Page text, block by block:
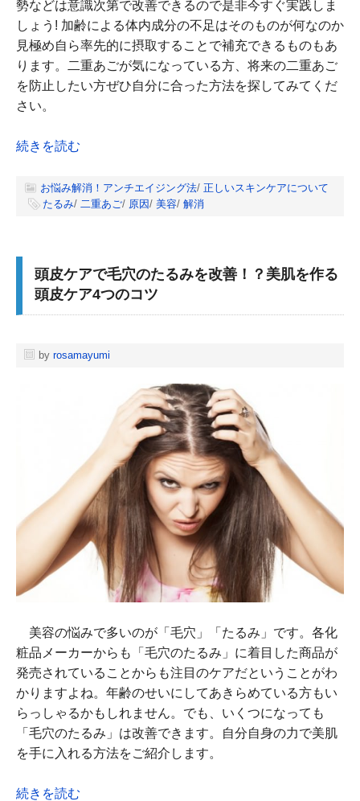
勢などは意識次第で改善できるので是非今すぐ実践しま
しょう! 加齢による体内成分の不足はそのものが何なのか
見極め自ら率先的に摂取することで補充できるものもあ
ります。二重あごが気になっている方、将来の二重あご
を防止したい方ぜひ自分に合った方法を探してみてくだ
さい。
続きを読む
お悩み解消！アンチエイジング法/ 正しいスキンケアについて
たるみ/ 二重あご/ 原因/ 美容/ 解消
頭皮ケアで毛穴のたるみを改善！？美肌を作る
頭皮ケア4つのコツ
by rosamayumi
美容の悩みで多いのが「毛穴」「たるみ」です。各化
粧品メーカーからも「毛穴のたるみ」に着目した商品が
発売されていることからも注目のケアだということがわ
かりますよね。年齢のせいにしてあきらめている方もい
らっしゃるかもしれません。でも、いくつになっても
「毛穴のたるみ」は改善できます。自分自身の力で美肌
を手に入れる方法をご紹介します。
続きを読む